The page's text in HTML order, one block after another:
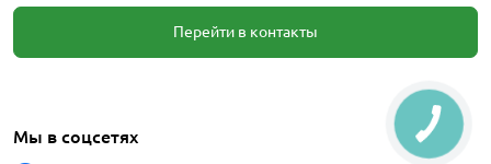
Перейти в контакты
Мы в соцсетях